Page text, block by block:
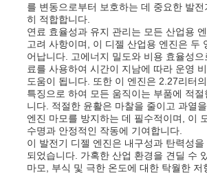
홈
제품 소개
동영상
를 변동으로부터 보호하는 데 중요한 발
히 적합합니다.
연료 효율성과 유지 관리는 모든 산업용
고려 사항이며, 이 디젤 산업용 엔진은 두
어납니다. 고에너지 밀도와 비용 효율성으
료를 사용하여 시간이 지남에 따라 운영
도움이 됩니다. 또한 이 엔진은 2.27리터
특징으로 하여 모든 움직이는 부품에 적
니다. 적절한 윤활은 마찰을 줄이고 과열
엔진 마모를 방지하는 데 필수적이며, 이
수명과 안정적인 작동에 기여합니다.
이 발전기 디젤 엔진은 내구성과 탄력성을
되었습니다. 가혹한 산업 환경을 견딜 수
마모, 부식 및 극한 온도에 대한 탁월한 저